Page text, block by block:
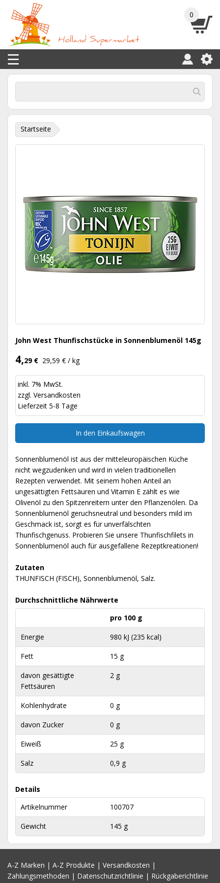
0
Startseite
John West Thunfischstücke in Sonnenblumenöl 145g
4,29 € 29,59 € / kg
inkl. 7% MwSt.
zzgl. Versandkosten
Lieferzeit 5-8 Tage
In den Einkaufswagen
Sonnenblumenöl ist aus der mitteleuropäischen Küche
nicht wegzudenken und wird in vielen traditionellen
Rezepten verwendet. Mit seinem hohen Anteil an
ungesättigten Fettsäuren und Vitamin E zählt es wie
Olivenöl zu den Spitzenreitern unter den Pflanzenölen. Da
Sonnenblumenöl geruchsneutral und besonders mild im
Geschmack ist, sorgt es für unverfälschten
Thunfischgenuss. Probieren Sie unsere Thunfischfilets in
Sonnenblumenöl auch für ausgefallene Rezeptkreationen!
Zutaten
THUNFISCH (FISCH), Sonnenblumenöl, Salz.
Durchschnittliche Nährwerte
pro 100 g
Energie 980 kJ (235 kcal)
Fett 15 g
davon gesättigte
Fettsäuren
2 g
Kohlenhydrate 0 g
davon Zucker 0 g
Eiweiß 25 g
Salz 0,9 g
Details
Artikelnummer
100707
Gewicht 145 g
A-Z Marken | A-Z Produkte | Versandkosten |
Zahlungsmethoden | Datenschutzrichtlinie | Rückgaberichtlinie